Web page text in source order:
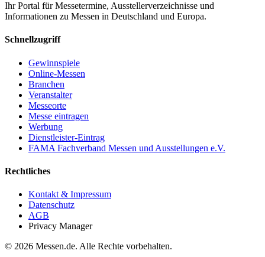
Ihr Portal für Messetermine, Ausstellerverzeichnisse und
Informationen zu Messen in Deutschland und Europa.
Schnellzugriff
Gewinnspiele
Online-Messen
Branchen
Veranstalter
Messeorte
Messe eintragen
Werbung
Dienstleister-Eintrag
FAMA Fachverband Messen und Ausstellungen e.V.
Rechtliches
Kontakt & Impressum
Datenschutz
AGB
Privacy Manager
© 2026 Messen.de. Alle Rechte vorbehalten.